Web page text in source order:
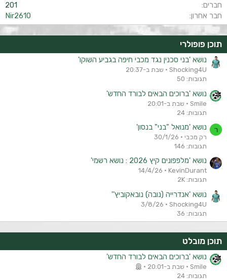
חברים
201
חבר אחרון
Nir2610
תוכן פופולרי
נושא 'בני סכנין נגד מכבי חיפה בגביע השוקו'
Shocking4U
שבת ב-20:37
תגובות: 50
נושא 'ברוכים הבאים לבורד החדש'
Smile
שבת ב-20:01
תגובות: 24
ר נושא 'מנואל "בני" בנסון'
רק מכבי
30/1/26
תגובות: 146
נושא 'מלפפונים קיץ 2026 : נושא רשמי'
KevinDurant
14/4/26
תגובות: 2K
נושא 'אנדרייה (נובה) נובאקוביץ''
Shocking4U
3/8/26
תגובות: 36
תוכן מובלט
נושא 'ברוכים הבאים לבורד החדש'
Smile
שבת ב-20:01
תגובות: 24